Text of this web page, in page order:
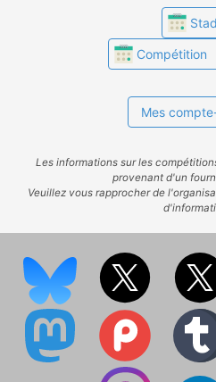
Compétition
Mes
Les informations sur les
provenant d'un
Veuillez vous rapprocher de